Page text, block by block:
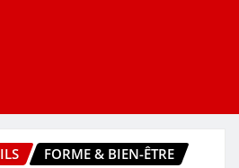
FORME & BIEN-ÊTRE